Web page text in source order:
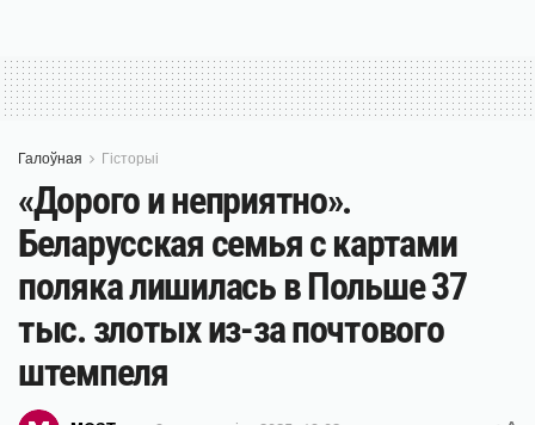
Галоўная Гісторыі
«Дорого и неприятно».
Беларусская семья с картами
поляка лишилась в Польше 37
тыс. злотых из-за почтового
штемпеля